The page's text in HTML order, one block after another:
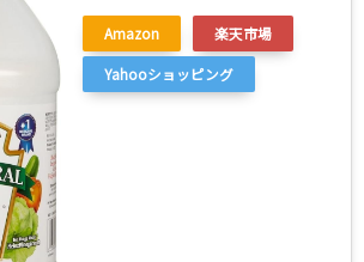
Amazon
楽天市場
Yahooショッピング